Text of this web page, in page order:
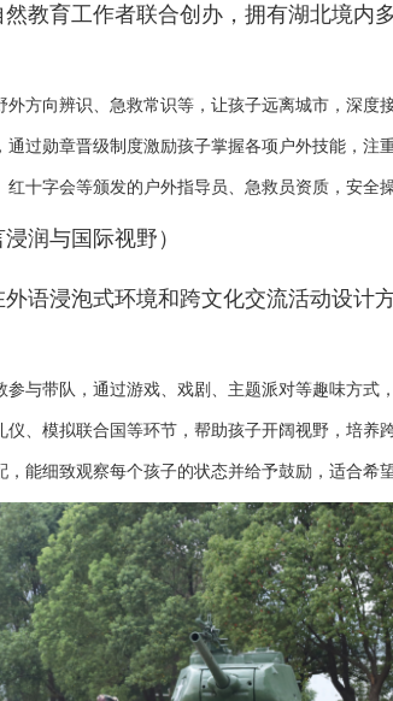
教育工作者联合创办，拥有湖北境内
方向辨识、急救常识等，让孩子远离城市，深度
过勋章晋级制度激励孩子掌握各项户外技能，注
润与国际视野）
语浸泡式环境和跨文化交流活动设计
与带队，通过游戏、戏剧、主题派对等趣味方式
、模拟联合国等环节，帮助孩子开阔视野，培养跨